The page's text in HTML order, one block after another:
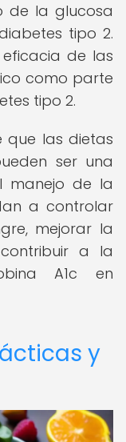
de la glucosa
tipo 2.
de las
como parte
tipo 2.
que las dietas
ser una
manejo de la
a controlar
mejorar la
a la
A1c en
y